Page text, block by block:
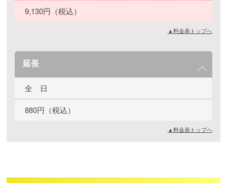
9,130円（税込）
▲料金表トップへ
延長
全 日
880円（税込）
▲料金表トップへ